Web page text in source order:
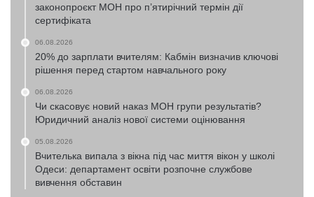
законопроєкт МОН про п’ятирічний термін дії
сертифіката
06.08.2026
20% до зарплати вчителям: Кабмін визначив ключові
рішення перед стартом навчального року
06.08.2026
Чи скасовує новий наказ МОН групи результатів?
Юридичний аналіз нової системи оцінювання
05.08.2026
Вчителька випала з вікна під час миття вікон у школі
Одеси: департамент освіти розпочне службове
вивчення обставин